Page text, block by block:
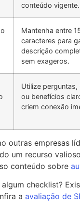
conteúdo vigente.
Mantenha entre
caracteres para
descrição
sem exageros.
Utilize perguntas,
ou benefícios
criem conexão
outras empresas
um recurso
conteúdo sobre
checklist?
a avaliação de